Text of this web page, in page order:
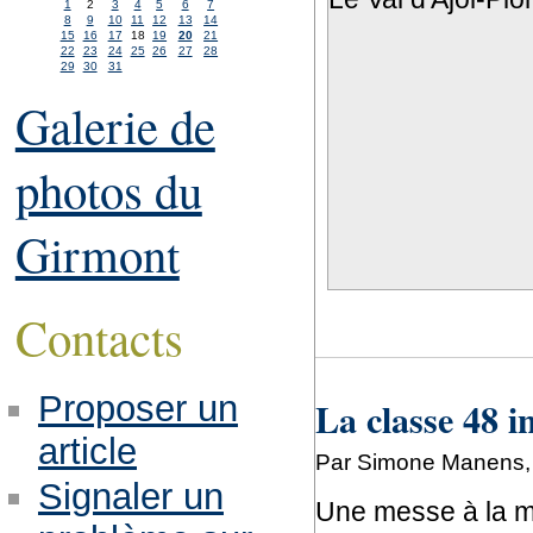
La classe 48
Par Simone
Une messe à la
1 2 3 4 5 6
7
8
9 10 11 12 13
14
15
16 17 18 19 20
21
22
23 24 25 26 27
28
29
30 31
Galerie de
photos du
Girmont
Contacts
Proposer un
article
Signaler un